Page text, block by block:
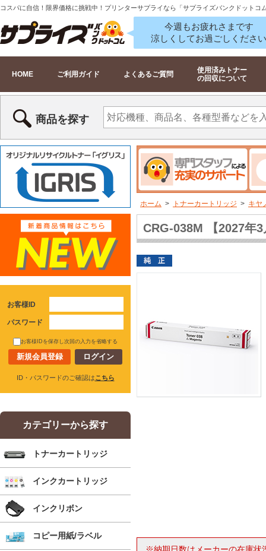
コスパに自信！限界価格に挑戦中！プリンターサプライなら「サプライズバンクドットコ
今週もお疲れさまです
涼しくしてお過ごしください
HOME ご利用ガイド よくあるご質問
使用済みトナー
の回収について
商品を探す
ホーム > トナーカートリッジ > キヤ
CRG-038M 【2027年
お客様ID
パスワード
お客様IDを保存し次回の入力を省略する
新規会員登録
ID・パスワードのご確認はこちら
カテゴリーから探す
トナーカートリッジ
インクカートリッジ
インクリボン
コピー用紙/ラベル